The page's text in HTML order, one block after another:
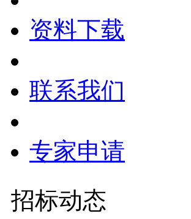
资料下载
联系我们
专家申请
招标动态